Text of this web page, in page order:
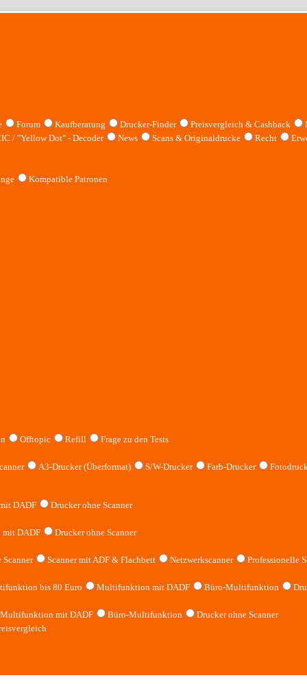
Forum Kaufberatung Drucker-Finder Preisvergleich & Cashback
/ "Yellow Dot" - Decoder
News Scans & Originaldrucke Recht
Kompatible Patronen
Offtopic Refill Frage zu den Tests
A3-Drucker (Überformat) S/W-Drucker Farb-Drucker
DADF Drucker ohne Scanner
DADF Drucker ohne Scanner
Scanner mit ADF & Flachbett Netzwerkscanner Professionelle
bis 80 Euro Multifunktion mit DADF Büro-Multifunktion
Multifunktion mit DADF Büro-Multifunktion
Drucker ohne Scanner